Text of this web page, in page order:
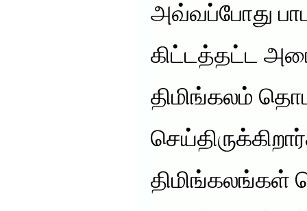
அவ்வப்போது
கிட்டத்தட்ட
திமிங்கலம்
திமிங்கலங்கள்